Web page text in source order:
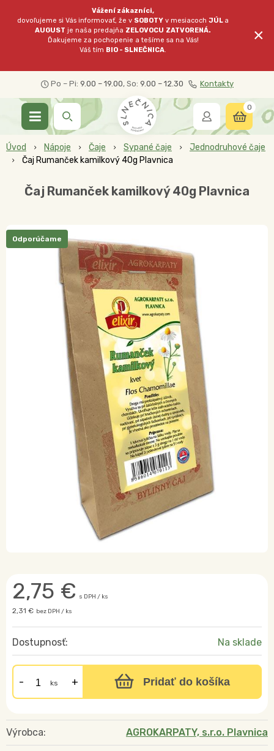
Vážení zákazníci,
dovoľujeme si Vás informovať, že v SOBOTY v mesiacochJÚL a
AUGUST je naša predajňa ZELOVOCU ZATVORENÁ.
Ďakujeme za pochopenie a tešíme sa na Vás!
Váš tím BIO - SLNEČNICA.
×
Po – Pi: 9.00 – 19.00, So: 9.00 – 12.30 Kontakty
0
Úvod Nápoje Čaje Sypané čaje
Jednodruhové čaje
Čaj Rumanček kamilkový 40g Plavnica
Čaj Rumanček kamilkový 40g Plavnica
Odporúčame
2,75 € s DPH / ks
2,31 € bez DPH / ks
Dostupnosť: Na sklade
ks Pridať do košíka
Výrobca: AGROKARPATY, s.r.o. Plavnica